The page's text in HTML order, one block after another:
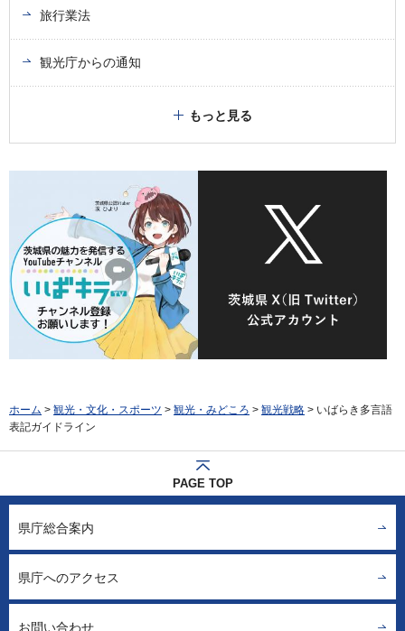
旅行業法
観光庁からの通知
もっと見る
ホーム > 観光・文化・スポーツ > 観光・みどころ > 観光戦略 > いばらき多言語
表記ガイドライン
PAGE TOP
県庁総合案内
県庁へのアクセス
お問い合わせ